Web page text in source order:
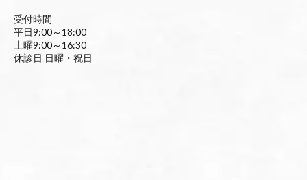
受付時間
平日9:00～18:00
土曜9:00～16:30
休診日 日曜・祝日